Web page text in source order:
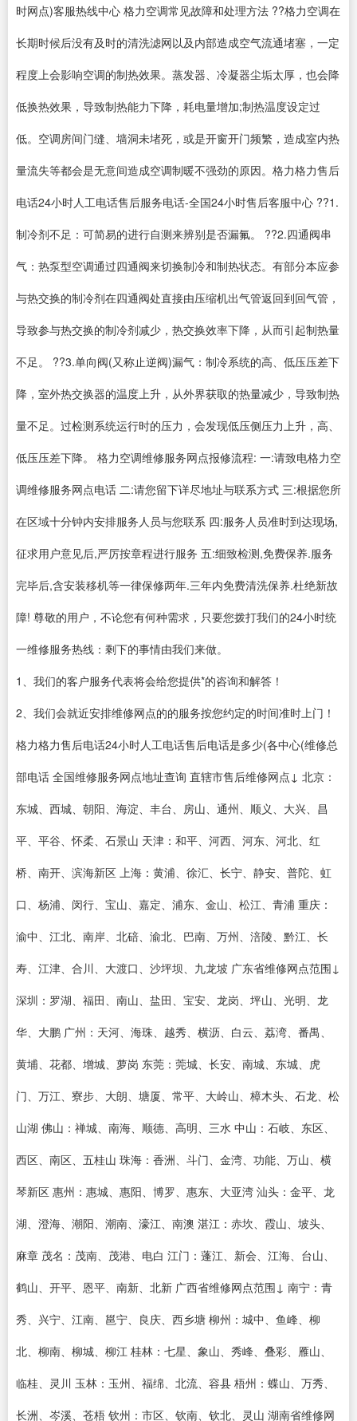
时网点)客服热线中心 格力空调常见故障和处理方法 ??格力空调在
长期时候后没有及时的清洗滤网以及内部造成空气流通堵塞，一定
程度上会影响空调的制热效果。蒸发器、冷凝器尘垢太厚，也会降
低换热效果，导致制热能力下降，耗电量增加;制热温度设定过
低。空调房间门缝、墙洞未堵死，或是开窗开门频繁，造成室内热
量流失等都会是无意间造成空调制暖不强劲的原因。格力格力售后
电话24小时人工电话售后服务电话-全国24小时售后客服中心 ??1.
制冷剂不足：可简易的进行自测来辨别是否漏氟。 ??2.四通阀串
气：热泵型空调通过四通阀来切换制冷和制热状态。有部分本应参
与热交换的制冷剂在四通阀处直接由压缩机出气管返回到回气管，
导致参与热交换的制冷剂减少，热交换效率下降，从而引起制热量
不足。 ??3.单向阀(又称止逆阀)漏气：制冷系统的高、低压压差下
降，室外热交换器的温度上升，从外界获取的热量减少，导致制热
量不足。过检测系统运行时的压力，会发现低压侧压力上升，高、
低压压差下降。 格力空调维修服务网点报修流程: 一:请致电格力空
调维修服务网点电话 二:请您留下详尽地址与联系方式 三:根据您所
在区域十分钟内安排服务人员与您联系 四:服务人员准时到达现场,
征求用户意见后,严厉按章程进行服务 五:细致检测,免费保养.服务
完毕后,含安装移机等一律保修两年.三年内免费清洗保养.杜绝新故
障! 尊敬的用户，不论您有何种需求，只要您拨打我们的24小时统
一维修服务热线：剩下的事情由我们来做。
1、我们的客户服务代表将会给您提供*的咨询和解答！
2、我们会就近安排维修网点的的服务按您约定的时间准时上门！
格力格力售后电话24小时人工电话售后电话是多少(各中心(维修总
部电话 全国维修服务网点地址查询 直辖市售后维修网点↓ 北京：
东城、西城、朝阳、海淀、丰台、房山、通州、顺义、大兴、昌
平、平谷、怀柔、石景山 天津：和平、河西、河东、河北、红
桥、南开、滨海新区 上海：黄浦、徐汇、长宁、静安、普陀、虹
口、杨浦、闵行、宝山、嘉定、浦东、金山、松江、青浦 重庆：
渝中、江北、南岸、北碚、渝北、巴南、万州、涪陵、黔江、长
寿、江津、合川、大渡口、沙坪坝、九龙坡 广东省维修网点范围↓
深圳：罗湖、福田、南山、盐田、宝安、龙岗、坪山、光明、龙
华、大鹏 广州：天河、海珠、越秀、横沥、白云、荔湾、番禺、
黄埔、花都、增城、萝岗 东莞：莞城、长安、南城、东城、虎
门、万江、寮步、大朗、塘厦、常平、大岭山、樟木头、石龙、松
山湖 佛山：禅城、南海、顺德、高明、三水 中山：石岐、东区、
西区、南区、五桂山 珠海：香洲、斗门、金湾、功能、万山、横
琴新区 惠州：惠城、惠阳、博罗、惠东、大亚湾 汕头：金平、龙
湖、澄海、潮阳、潮南、濠江、南澳 湛江：赤坎、霞山、坡头、
麻章 茂名：茂南、茂港、电白 江门：蓬江、新会、江海、台山、
鹤山、开平、恩平、南新、北新 广西省维修网点范围↓ 南宁：青
秀、兴宁、江南、邕宁、良庆、西乡塘 柳州：城中、鱼峰、柳
北、柳南、柳城、柳江 桂林：七星、象山、秀峰、叠彩、雁山、
临桂、灵川 玉林：玉州、福绵、北流、容县 梧州：蝶山、万秀、
长洲、岑溪、苍梧 钦州：市区、钦南、钦北、灵山 湖南省维修网